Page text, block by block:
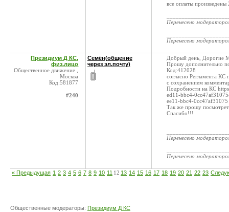
все оплаты произведены
Перенесено
Перенесено
Президиум Д КС,
физ.лицо
Общественное движение ,
Москва
Код:581877
#240
Семён(общение
через эл.почту)
Добрый день, Дорогие
Прошу дополнительно
Код:412028
согласно Регламента КС
с сохранением
Подробности на КС
ed11-bbc4-
ee11-bbc4-0cc47af31075
Так же прошу
Спасибо!!!
Перенесено
Перенесено
« Предыдущая 1 2 3 4 5 6 7 8 9 10 11 12 13 14 15 16 17 18 19 20 21 22 23
Общественные модераторы: Президиум Д КС